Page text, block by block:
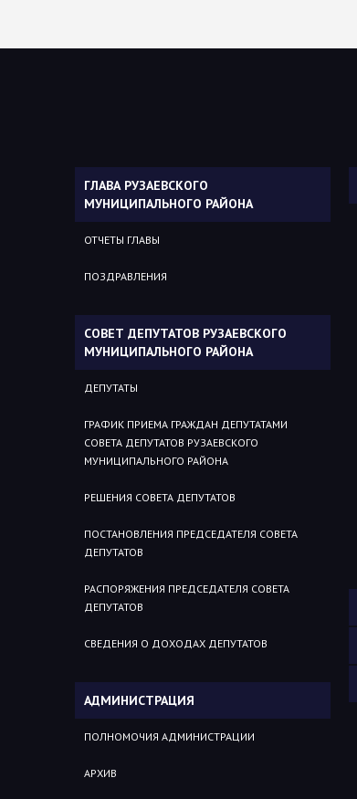
ГЛАВА РУЗАЕВСКОГО
МУНИЦИПАЛЬНОГО РАЙОНА
ОТЧЕТЫ ГЛАВЫ
ПОЗДРАВЛЕНИЯ
СОВЕТ ДЕПУТАТОВ РУЗАЕВСКОГО
МУНИЦИПАЛЬНОГО РАЙОНА
ДЕПУТАТЫ
ГРАФИК ПРИЕМА ГРАЖДАН ДЕПУТАТАМИ
СОВЕТА ДЕПУТАТОВ РУЗАЕВСКОГО
МУНИЦИПАЛЬНОГО РАЙОНА
РЕШЕНИЯ СОВЕТА ДЕПУТАТОВ
ПОСТАНОВЛЕНИЯ ПРЕДСЕДАТЕЛЯ СОВЕТА
ДЕПУТАТОВ
РАСПОРЯЖЕНИЯ ПРЕДСЕДАТЕЛЯ СОВЕТА
ДЕПУТАТОВ
СВЕДЕНИЯ О ДОХОДАХ ДЕПУТАТОВ
АДМИНИСТРАЦИЯ
ПОЛНОМОЧИЯ АДМИНИСТРАЦИИ
АРХИВ